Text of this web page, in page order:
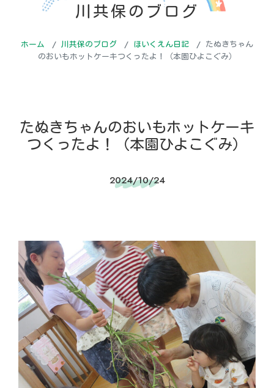
川共保のブログ
ホーム 川共保のブログ ほいくえん日記
たぬきちゃん
のおいもホットケーキつくったよ！（本園ひよこぐみ）
たぬきちゃんのおいもホットケーキ
つくったよ！（本園ひよこぐみ）
2024/10/24